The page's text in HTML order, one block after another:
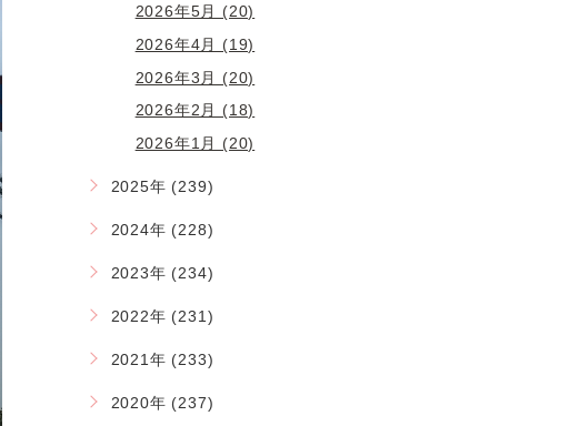
2026年5月 (20)
2026年4月 (19)
2026年3月 (20)
2026年2月 (18)
2026年1月 (20)
2025年 (239)
2024年 (228)
2023年 (234)
2022年 (231)
2021年 (233)
2020年 (237)